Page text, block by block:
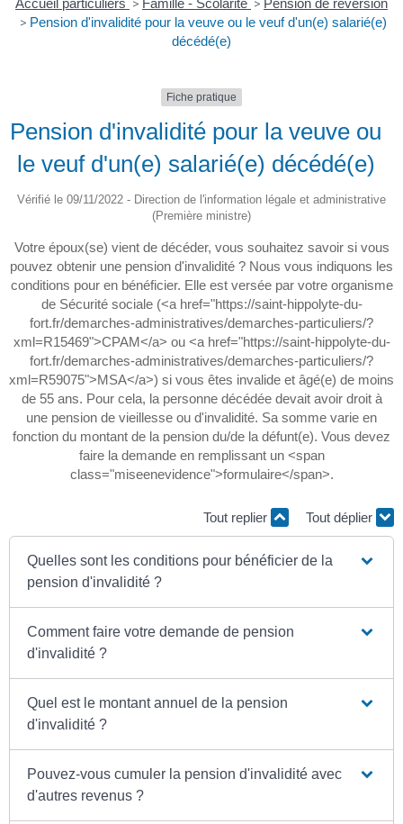
Accueil particuliers > Famille - Scolarité > Pension de réversion
> Pension d'invalidité pour la veuve ou le veuf d'un(e) salarié(e)
décédé(e)
Fiche pratique
Pension d'invalidité pour la veuve ou
le veuf d'un(e) salarié(e) décédé(e)
Vérifié le 09/11/2022 - Direction de l'information légale et administrative
(Première ministre)
Votre époux(se) vient de décéder, vous souhaitez savoir si vous
pouvez obtenir une pension d'invalidité ? Nous vous indiquons les
conditions pour en bénéficier. Elle est versée par votre organisme
de Sécurité sociale (<a href="https://saint-hippolyte-du-
fort.fr/demarches-administratives/demarches-particuliers/?
xml=R15469">CPAM</a> ou <a href="https://saint-hippolyte-du-
fort.fr/demarches-administratives/demarches-particuliers/?
xml=R59075">MSA</a>) si vous êtes invalide et âgé(e) de moins
de 55 ans. Pour cela, la personne décédée devait avoir droit à
une pension de vieillesse ou d'invalidité. Sa somme varie en
fonction du montant de la pension du/de la défunt(e). Vous devez
faire la demande en remplissant un <span
class="miseenevidence">formulaire</span>.
Tout replier Tout déplier
Quelles sont les conditions pour bénéficier de la
pension d'invalidité ?
Comment faire votre demande de pension
d'invalidité ?
Quel est le montant annuel de la pension
d'invalidité ?
Pouvez-vous cumuler la pension d'invalidité avec
d'autres revenus ?